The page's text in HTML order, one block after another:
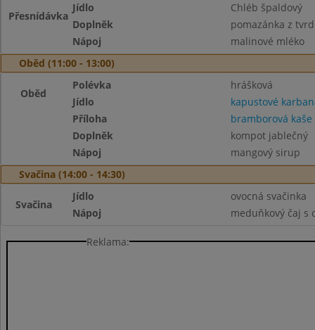
Přesnídávka
Jídlo
Chléb špaldový
Doplněk
pomazánka z
Nápoj
malinové mléko
Oběd (11:00 - 13:00)
Oběd
Polévka
hrášková
Jídlo
kapustové
Příloha
bramborová kaše
Doplněk
kompot jablečný
Nápoj
mangový sirup
Svačina (14:00 - 14:30)
Svačina
Jídlo
ovocná svačinka
Nápoj
meduňkový čaj s
Reklama: